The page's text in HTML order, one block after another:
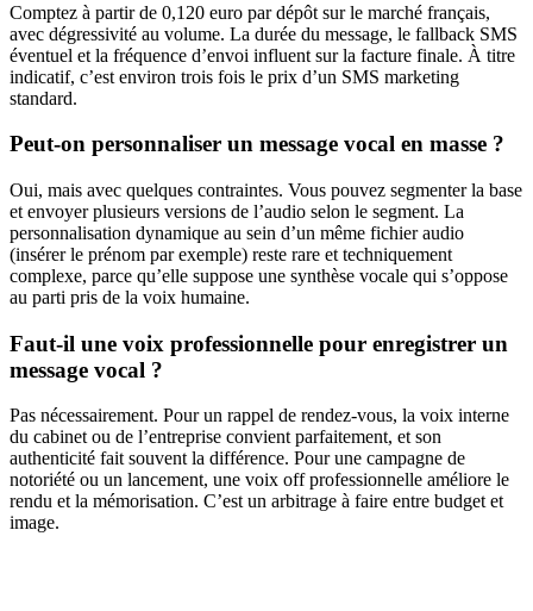
Comptez à partir de 0,120 euro par dépôt sur le marché français,
avec dégressivité au volume. La durée du message, le fallback SMS
éventuel et la fréquence d’envoi influent sur la facture finale. À titre
indicatif, c’est environ trois fois le prix d’un SMS marketing
standard.
Peut-on personnaliser un message vocal en masse ?
Oui, mais avec quelques contraintes. Vous pouvez segmenter la base
et envoyer plusieurs versions de l’audio selon le segment. La
personnalisation dynamique au sein d’un même fichier audio
(insérer le prénom par exemple) reste rare et techniquement
complexe, parce qu’elle suppose une synthèse vocale qui s’oppose
au parti pris de la voix humaine.
Faut-il une voix professionnelle pour enregistrer un
message vocal ?
Pas nécessairement. Pour un rappel de rendez-vous, la voix interne
du cabinet ou de l’entreprise convient parfaitement, et son
authenticité fait souvent la différence. Pour une campagne de
notoriété ou un lancement, une voix off professionnelle améliore le
rendu et la mémorisation. C’est un arbitrage à faire entre budget et
image.